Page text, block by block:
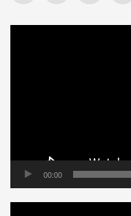
00:00